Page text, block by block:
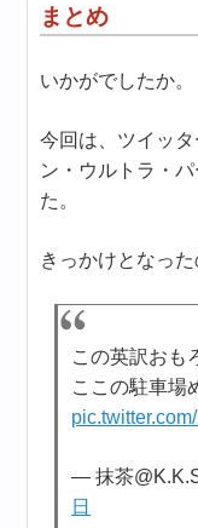
まとめ
いかがでしたか。
今回は、ツイッ
ン・ウルトラ・
た。
きっかけとなっ
この英訳おも
ここの駐車場
— 抹茶
日